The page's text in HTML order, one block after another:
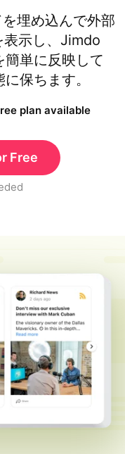
埋め込んで外部
表示し、Jimdo
単に反映して
保ちます。
plan available
Free